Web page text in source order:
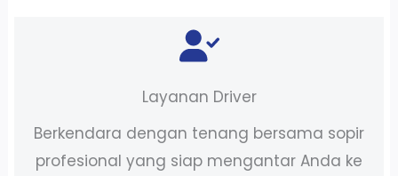
Layanan Driver
Berkendara dengan tenang bersama sopir
profesional yang siap mengantar Anda ke